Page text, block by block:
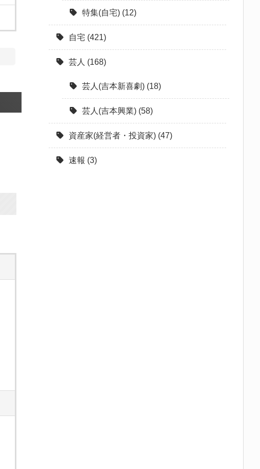
特集(自宅) (12)
自宅 (421)
芸人 (168)
芸人(吉本新喜劇) (18)
芸人(吉本興業) (58)
資産家(経営者・投資家) (47)
速報 (3)